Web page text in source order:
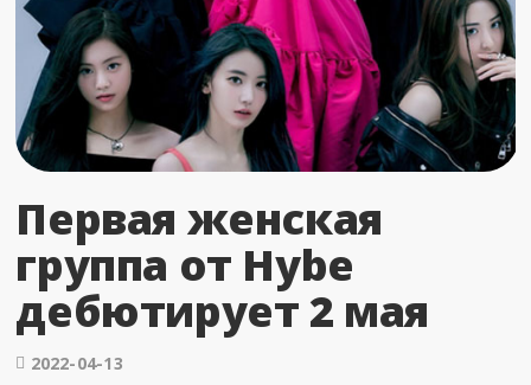
Первая женская
группа от Hybe
дебютирует 2 мая
2022-04-13